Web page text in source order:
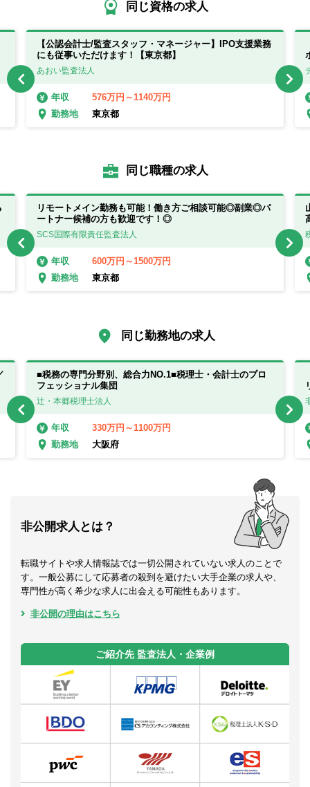
同じ資格の求人
【公認会計士/監査スタッフ・マネージャー】IPO支援業務
にも従事いただけます！【東京都】
あおい監査法人
年収
576万円～1140万円
勤務地
東京都
同じ職種の求人
リモートメイン勤務も可能！働き方ご相談可能◎副業◎パ
ートナー候補の方も歓迎です！◎
SCS国際有限責任監査法人
年収
600万円～1500万円
勤務地
東京都
同じ勤務地の求人
■税務の専門分野別、総合力NO.1■税理士・会計士のプロ
フェッショナル集団
辻・本郷税理士法人
年収
330万円～1100万円
勤務地
大阪府
非公開求人とは？
転職サイトや求人情報誌では一切公開されていない求人のことで
す。一般公募にして応募者の殺到を避けたい大手企業の求人や、
専門性が高く希少な求人に出会える可能性もあります。
非公開の理由はこちら
ご紹介先 監査法人・企業例